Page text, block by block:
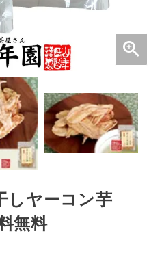
しヤーコン芋
無料